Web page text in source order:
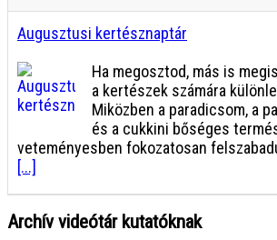
Augusztusi kertésznaptár
Ha megosztod, más is
a kertészek számára
Miközben a paradicsom, a
és a cukkini bőséges
veteményesben fokozatosan
[...]
Archív videótár kutatóknak